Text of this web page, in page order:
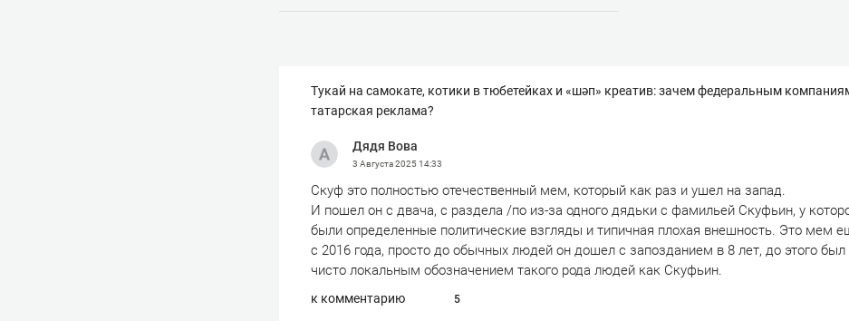
Тукай на самокате, котики в тюбетейках и «шәп» креатив: зачем федеральным
татарская реклама?
Дядя Вова
3 Августа 202514:33
Скуф это полностью отечественный мем, который как раз и ушел на запад.
И пошел он с двача, с раздела /по из-за одного дядьки с фамильей Скуфьин, у
были определенные политические взгляды и типичная плохая внешность. Это мем
с 2016 года, просто до обычных людей он дошел с запозданием в 8 лет, до этого был
чисто локальным обозначением такого рода людей как Скуфьин.
к комментарию 5